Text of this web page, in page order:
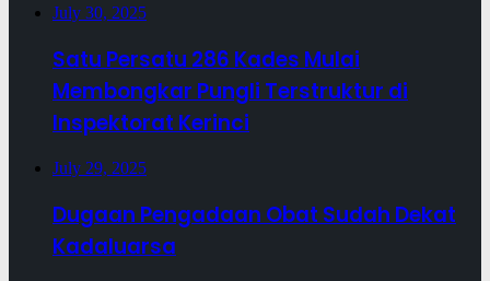
July 30, 2025
Satu Persatu 286 Kades Mulai
Membongkar Pungli Terstruktur di
Inspektorat Kerinci
July 29, 2025
Dugaan Pengadaan Obat Sudah Dekat
Kadaluarsa